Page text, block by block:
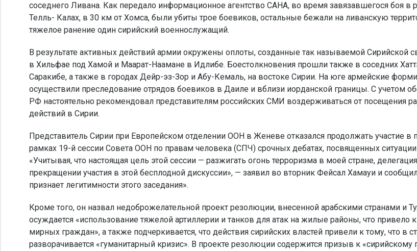
соседнего Ливана. Как передало информационное агентство САНА, во время завязавшегося боя в
Телль- Калах, в 30 км от Хомса, были убиты трое боевиков, остальные бежали на ливанскую
тяжелое ранение один сирийский военнослужащий.
В результате активных действий армии окружены оплоты, созданные так называемой Сирийской
в Хильфае под Хамой и Маарат-Наамане в Идлибе. Боестолкновения прошли также в соседних
Саракибе, а также в городах Дейр-эз-Зор и Абу-Кемаль, на востоке Сирии. На юге армейские
осуществили преследование отрядов боевиков в Даиле и вблизи иорданской границы. С учетом
РФ настоятельно рекомендовал представителям российских СМИ воздерживаться от посещения
действий в Сирии.
Представитель Сирии при Европейском отделении ООН в Женеве отказался продолжать участие в
рамках 19-й сессии Совета ООН по правам человека (СПЧ) срочных дебатах, посвященных
«Учитывая, что настоящая цель этой сессии — разжигать огонь терроризма в моей стране,
прекращении участия в этой бесплодной дискуссии», — заявил во вторник Фейсал Хамауи и
признает легитимности этого заседания».
Кроме того, он назвал недоброжелательной проект резолюции, внесенной арабскими странами и
осуждается «использование тяжелой артиллерии и танков для атак на жилые районы, что привело
мирных граждан», а также подчеркивается, что действия сирийских властей привели к тому, что в
разворачивается «гуманитарный кризис». В проекте резолюции содержится призыв к «сирийскому